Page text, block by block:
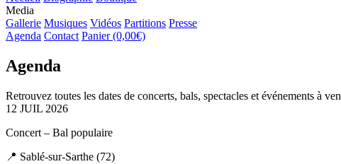
Media
Gallerie Musiques Vidéos Partitions Presse
Agenda Contact Panier (0,00€)
Agenda
Retrouvez toutes les dates de concerts, bals, spectacles et événements à
12 JUIL 2026
Concert – Bal populaire
📍 Sablé-sur-Sarthe (72)